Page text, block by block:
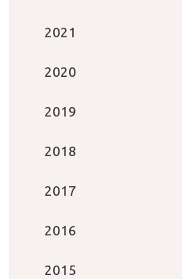
2021
2020
2019
2018
2017
2016
2015